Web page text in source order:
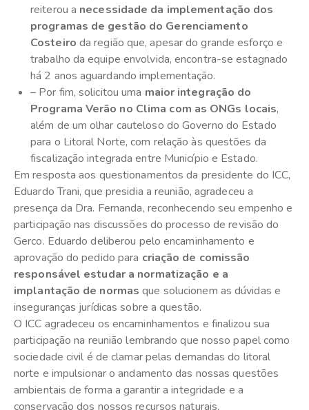
reiterou a necessidade da implementação dos
programas de gestão do Gerenciamento
Costeiro da região que, apesar do grande esforço e
trabalho da equipe envolvida, encontra-se estagnado
há 2 anos aguardando implementação.
– Por fim, solicitou uma maior integração do
Programa Verão no Clima com as ONGs locais,
além de um olhar cauteloso do Governo do Estado
para o Litoral Norte, com relação às questões da
fiscalização integrada entre Município e Estado.
Em resposta aos questionamentos da presidente do ICC,
Eduardo Trani, que presidia a reunião, agradeceu a
presença da Dra. Fernanda, reconhecendo seu empenho e
participação nas discussões do processo de revisão do
Gerco. Eduardo deliberou pelo encaminhamento e
aprovação do pedido para criação de comissão
responsável estudar a normatização e a
implantação de normas que solucionem as dúvidas e
inseguranças jurídicas sobre a questão.
O ICC agradeceu os encaminhamentos e finalizou sua
participação na reunião lembrando que nosso papel como
sociedade civil é de clamar pelas demandas do litoral
norte e impulsionar o andamento das nossas questões
ambientais de forma a garantir a integridade e a
conservação dos nossos recursos naturais.